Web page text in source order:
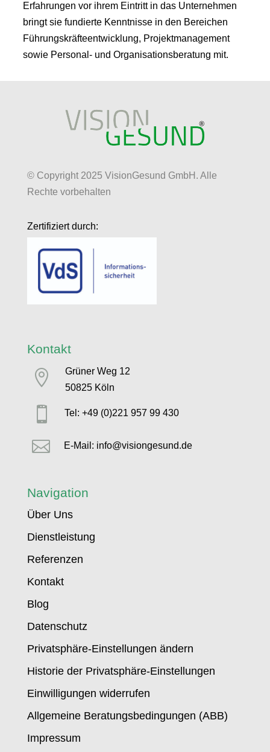
Erfahrungen vor ihrem Eintritt in das Unternehmen
bringt sie fundierte Kenntnisse in den Bereichen
Führungskräfteentwicklung, Projektmanagement
sowie Personal- und Organisationsberatung mit.
© Copyright 2025 VisionGesund GmbH. Alle
Rechte vorbehalten
Zertifiziert durch:
Kontakt

Grüner Weg 12
50825 Köln
 Tel: +49 (0)221 957 99 430
 E-Mail: info@visiongesund.de
Navigation
Über Uns
Dienstleistung
Referenzen
Kontakt
Blog
Datenschutz
Privatsphäre-Einstellungen ändern
Historie der Privatsphäre-Einstellungen
Einwilligungen widerrufen
Allgemeine Beratungsbedingungen (ABB)
Impressum